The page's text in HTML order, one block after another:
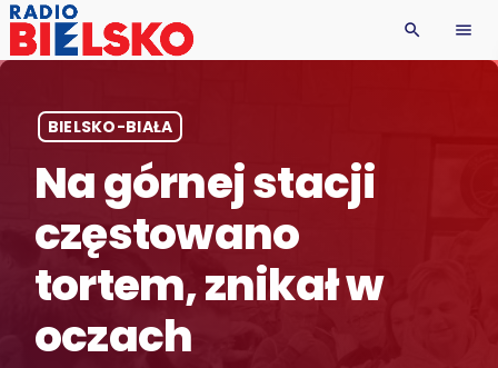
search menu
BIELSKO-BIAŁA
Na górnej stacji
częstowano
tortem, znikał w
oczach